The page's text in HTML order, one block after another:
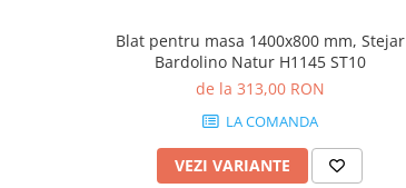
Blat pentru masa 1400x800 mm, Stejar
Bardolino Natur H1145 ST10
de la 313,00 RON
LA COMANDA
VEZI VARIANTE